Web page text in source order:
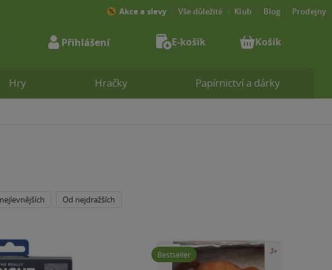
Od nejdražších
Bestseller
Hry Hračky Papírnictví a dárky
Akce a slevy Vše důležité Klub Blog Prodejny
Přihlášení E-košík Košík